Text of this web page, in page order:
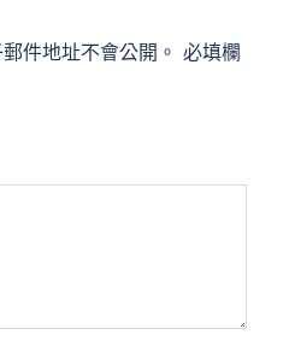
件地址不會公開。 必填欄